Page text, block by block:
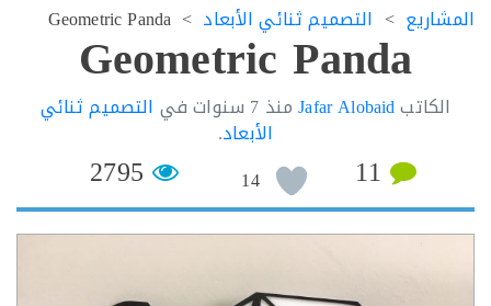
التصميم ثنائي الأبعاد Geometric Panda
Geometric Panda
Jafar Alobaidمنذ7 سنوات فيالتصميم ثنائي
الأبعاد.
11
14
2795